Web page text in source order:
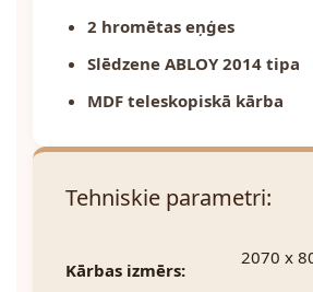
2 hromētas eņģes
Slēdzene ABLOY 2014 tipa
MDF teleskopiskā kārba
Tehniskie parametri:
Kārbas izmērs:
2070 x